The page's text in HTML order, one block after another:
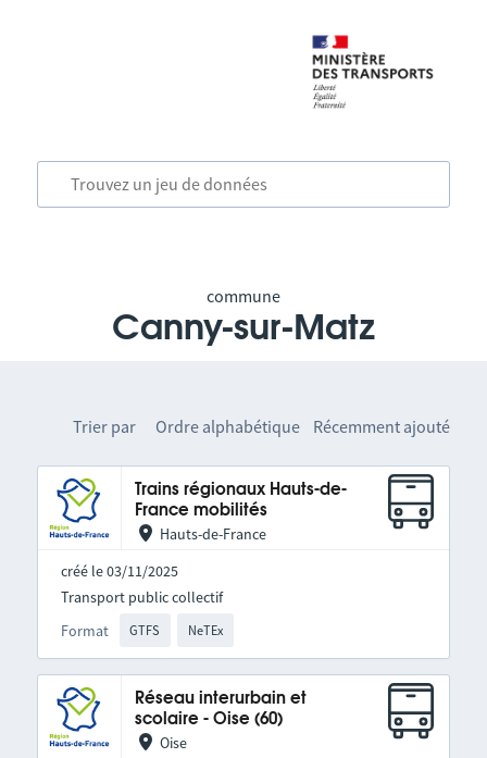
commune
Canny-sur-Matz
Trier par Ordre alphabétique Récemment ajouté
Trains régionaux Hauts-de-
France mobilités
Hauts-de-France
créé le 03/11/2025
Format GTFS NeTEx
Transport public collectif
Réseau interurbain et
scolaire - Oise (60)
Oise